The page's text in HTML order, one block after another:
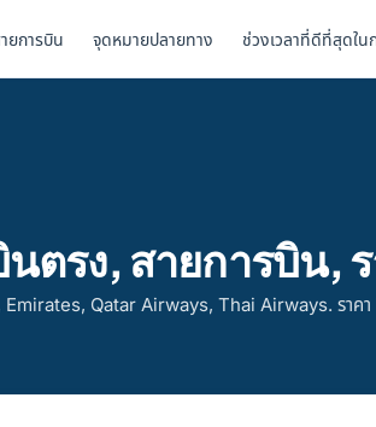
ยการบิน จุดหมายปลายทาง ช่วงเวลาที่ดีที่สุดใน
ตรง, สายการบิน,
Qatar Airways, Thai Airways. ราคา